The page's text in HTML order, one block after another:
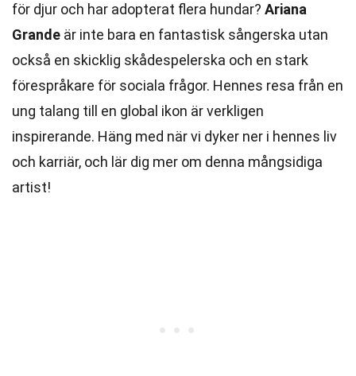
för djur och har adopterat flera hundar? Ariana
Grande är inte bara en fantastisk sångerska utan
också en skicklig skådespelerska och en stark
förespråkare för sociala frågor. Hennes resa från en
ung talang till en global ikon är verkligen
inspirerande. Häng med när vi dyker ner i hennes liv
och karriär, och lär dig mer om denna mångsidiga
artist!